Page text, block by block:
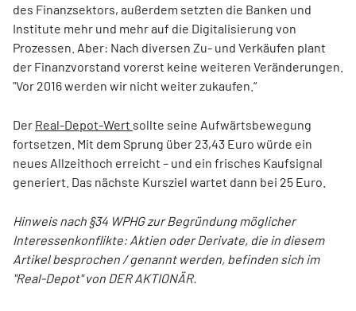
des Finanzsektors, außerdem setzten die Banken und
Institute mehr und mehr auf die Digitalisierung von
Prozessen. Aber: Nach diversen Zu- und Verkäufen plant
der Finanzvorstand vorerst keine weiteren Veränderungen.
"Vor 2016 werden wir nicht weiter zukaufen.“
Der Real-Depot-Wert sollte seine Aufwärtsbewegung
fortsetzen. Mit dem Sprung über 23,43 Euro würde ein
neues Allzeithoch erreicht – und ein frisches Kaufsignal
generiert. Das nächste Kursziel wartet dann bei 25 Euro.
Hinweis nach §34 WPHG zur Begründung möglicher
Interessenkonflikte: Aktien oder Derivate, die in diesem
Artikel besprochen / genannt werden, befinden sich im
"Real-Depot" von DER AKTIONÄR.